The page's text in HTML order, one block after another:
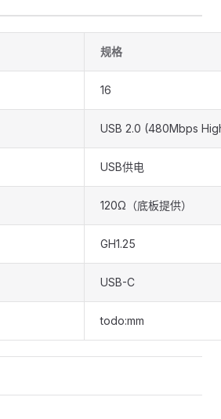
规格
16
USB 2.0 (480Mbps
USB供电
120Ω（底板提供）
GH1.25
USB-C
todo:mm